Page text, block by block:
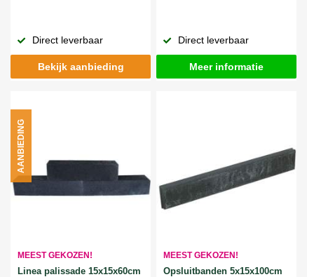
Direct leverbaar
Bekijk aanbieding
Direct leverbaar
Meer informatie
MEEST GEKOZEN!
Linea palissade 15x15x60cm
AANBIEDING
MEEST GEKOZEN!
Opsluitbanden 5x15x100cm